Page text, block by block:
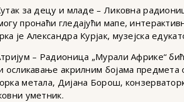
за децу и младе – Ликовна
пронаћи гледајући мапе,
је Александра Курјак, музејска
– Радионица „Мурали Африке“
осликавање акрилним бојама
метала, Дијана Борош,
уметник.